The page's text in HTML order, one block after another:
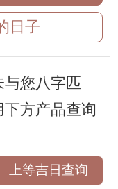
日子
您八字匹
方产品查询
上等吉日查询